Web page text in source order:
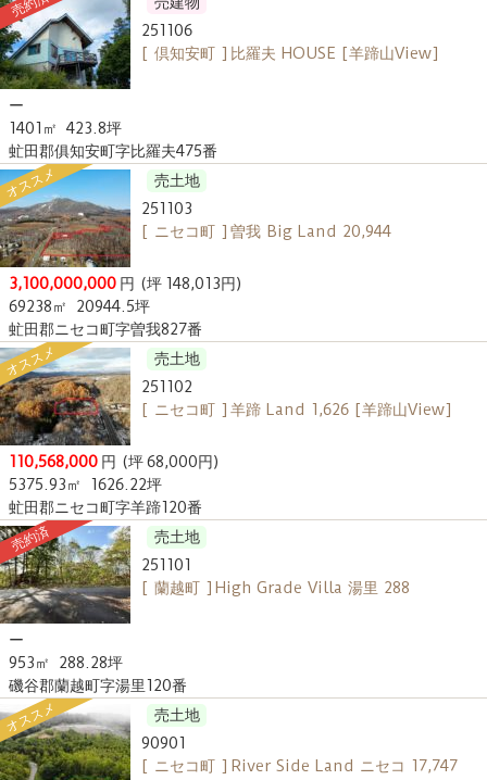
251106
[ 倶知安町 ] 比羅夫 HOUSE [羊蹄山View]
ー
1401㎡ 423.8坪
虻田郡俱知安町字比羅夫475番
オススメ
売土地
251103
[ ニセコ町 ] 曽我 Big Land 20,944
3,100,000,000 円 (坪 148,013円)
69238㎡
20944.5坪
虻田郡ニセコ町字曽我827番
オススメ
売土地
251102
[ ニセコ町 ] 羊蹄 Land 1,626 [羊蹄山View]
110,568,000 円 (坪 68,000円)
5375.93㎡
1626.22坪
虻田郡ニセコ町字羊蹄120番
売約済
売土地
251101
[ 蘭越町 ] High Grade Villa 湯里 288
ー
953㎡
288.28坪
磯谷郡蘭越町字湯里120番
オススメ
売土地
90901
[ ニセコ町 ] River Side Land ニセコ 17,747